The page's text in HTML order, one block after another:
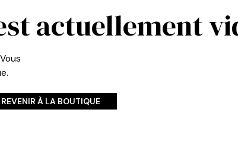
actuellement
Vous
REVENIR À LA BOUTIQUE